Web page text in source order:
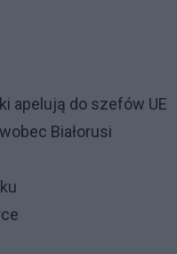
apelują do szefów UE
Białorusi